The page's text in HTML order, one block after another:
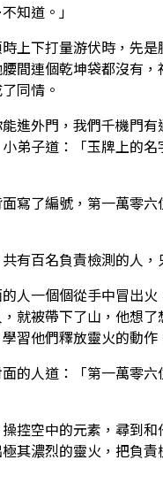
知道。」
上下打量游伏時，先
間連個乾坤袋都沒有，
同情。
能進外門，我們千機門
弟子道：「玉牌上的名
寫了編號，第一萬零
有百名負責檢測的人，
人一個個從手中冒出火
就被帶下了山，他想
習他們釋放靈火的動作
的人道：「第一萬零六
控空中的元素，尋到
其濃烈的靈火，把負